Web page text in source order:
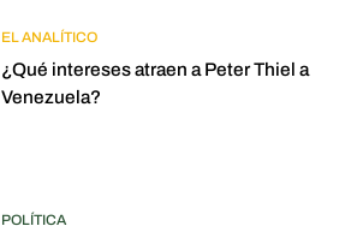
EL ANALÍTICO
¿Qué intereses atraen a Peter Thiel a
Venezuela?
POLÍTICA